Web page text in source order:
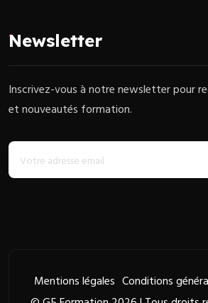
Newsletter
Inscrivez-vous à notre newsletter pour
et nouveautés formation.
Mentions légales Conditions